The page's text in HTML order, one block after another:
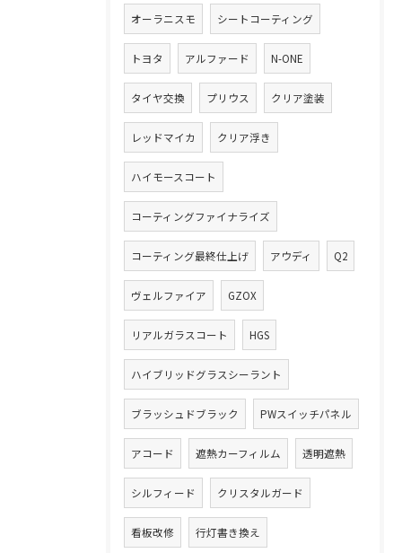
オーラニスモ シートコーティング
トヨタ アルファード N-ONE
タイヤ交換 プリウス クリア塗装
レッドマイカ クリア浮き
ハイモースコート
コーティングファイナライズ
コーティング最終仕上げ アウディ Q2
ヴェルファイア GZOX
リアルガラスコート HGS
ハイブリッドグラスシーラント
ブラッシュドブラック PWスイッチパネル
アコード 遮熱カーフィルム 透明遮熱
シルフィード クリスタルガード
看板改修 行灯書き換え